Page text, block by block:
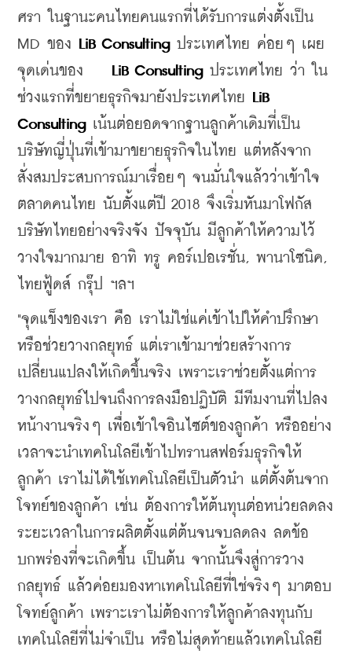
ศรา ในฐานะคนไทยคนแรกที่ได้รับการแต่งตั้งเป็น
MD ของ
LiB Consulting ประเทศไทย ค่อยๆ เผย
จุดเด่นของ
LiB Consulting ประเทศไทย ว่า ใน
ช่วงแรกที่ขยายธุรกิจมายังประเทศไทย
LiB
Consulting เน้นต่อยอดจากฐานลูกค้าเดิมที่เป็น
บริษัทญี่ปุ่นที่เข้ามาขยายธุรกิจในไทย แต่หลังจาก
สั่งสมประสบการณ์มาเรื่อยๆ จนมั่นใจแล้วว่าเข้าใจ
ตลาดคนไทย นับตั้งแต่ปี 2018 จึงเริ่มหันมาโฟกัส
บริษัทไทยอย่างจริงจัง ปัจจุบัน มีลูกค้าให้ความไว้
วางใจมากมาย อาทิ ทรู คอร์เปอเรชั่น, พานาโซนิค,
ไทยฟู้ดส์ กรุ๊ป ฯลฯ
"จุดแข็งของเรา คือ เราไม่ใช่แค่เข้าไปให้คำปรึกษา
หรือช่วยวางกลยุทธ์ แต่เราเข้ามาช่วยสร้างการ
เปลี่ยนแปลงให้เกิดขึ้นจริง เพราะเราช่วยตั้งแต่การ
วางกลยุทธ์ไปจนถึงการลงมือปฏิบัติ มีทีมงานที่ไปลง
หน้างานจริงๆ เพื่อเข้าใจอินไซต์ของลูกค้า หรืออย่าง
เวลาจะนำเทคโนโลยีเข้าไปทรานสฟอร์มธุรกิจให้
ลูกค้า เราไม่ได้ใช้เทคโนโลยีเป็นตัวนำ แต่ตั้งต้นจาก
โจทย์ของลูกค้า เช่น ต้องการให้ต้นทุนต่อหน่วยลดลง
ระยะเวลาในการผลิตตั้งแต่ต้นจนจบลดลง ลดข้อ
บกพร่องที่จะเกิดขึ้น เป็นต้น จากนั้นจึงสู่การวาง
กลยุทธ์ แล้วค่อยมองหาเทคโนโลยีที่ใช่จริงๆ มาตอบ
โจทย์ลูกค้า เพราะเราไม่ต้องการให้ลูกค้าลงทุนกับ
เทคโนโลยีที่ไม่จำเป็น หรือไม่สุดท้ายแล้วเทคโนโลยี